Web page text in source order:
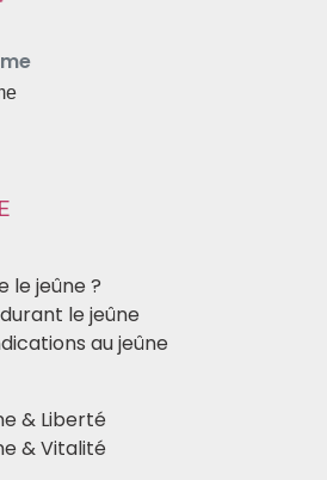
le jeûne ?
le jeûne
au jeûne
& Liberté
& Vitalité